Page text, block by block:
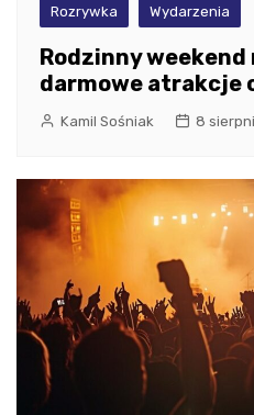
Rozrywka Wydarzenia
Rodzinny weekend
darmowe atrakcje
Kamil Sośniak 8